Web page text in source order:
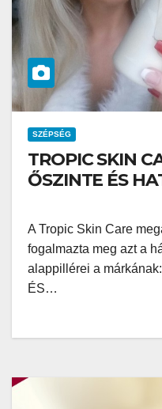
SZÉPSÉG
TROPIC SKIN
ŐSZINTE ÉS
A Tropic Skin Care
fogalmazta meg azt a
alappillérei a
ÉS…